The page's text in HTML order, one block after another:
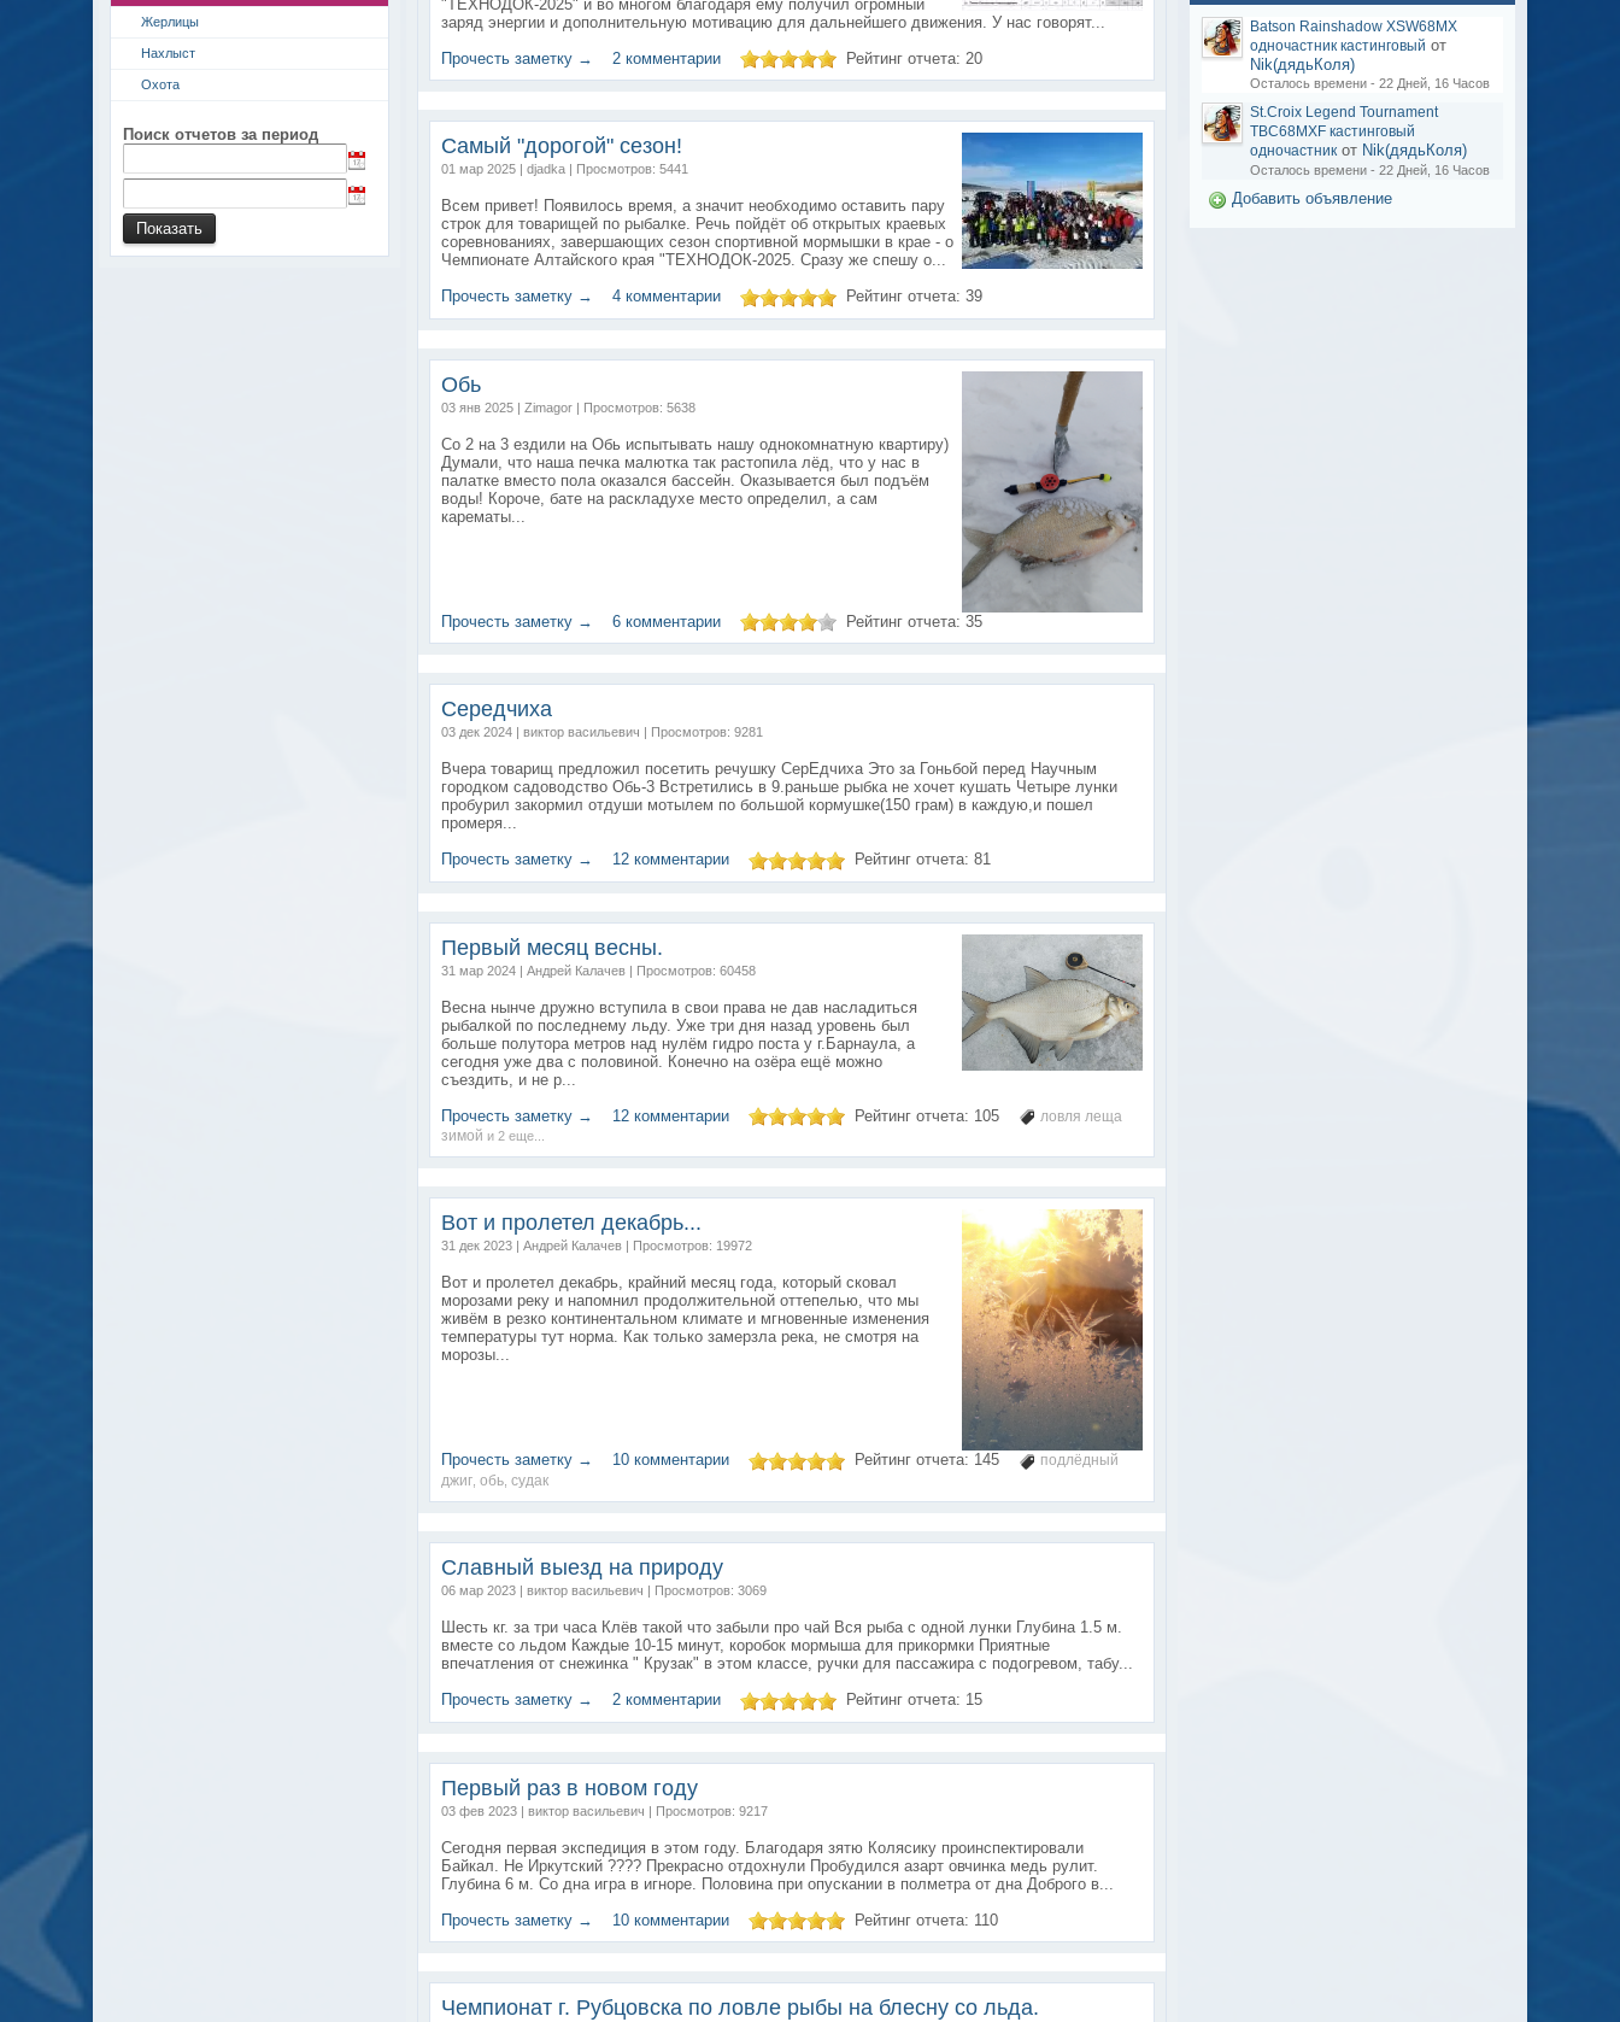
Batson Rainshadow XSW68MX
одночастник кастинговый от
Nik(дядьКоля)
Осталось времени - 22 Дней, 16 Часов
St.Croix Legend Tournament
TBC68MXF кастинговый
одночастникот Nik(дядьКоля)
Осталось времени - 22 Дней, 16 Часов
Добавить объявление
Жерлицы
Нахлыст
Охота
Поиск отчетов за период
"ТЕХНОДОК-2025" и во многом благодаря ему получил огромный
заряд энергии и дополнительную мотивацию для дальнейшего движения. У нас говорят...
Прочесть заметку →
2 комментарии Рейтинг отчета: 20
Самый "дорогой" сезон!
01 мар 2025 | djadka | Просмотров: 5441
Всем привет! Появилось время, а значит необходимо оставить пару
строк для товарищей по рыбалке. Речь пойдёт об открытых краевых
соревнованиях, завершающих сезон спортивной мормышки в крае - о
Чемпионате Алтайского края "ТЕХНОДОК-2025. Сразу же спешу о...
Прочесть заметку →
4 комментарии Рейтинг отчета:39
Обь
03 янв 2025 | Zimagor | Просмотров: 5638
Со 2 на 3 ездили на Обь испытывать нашу однокомнатную квартиру)
Думали, что наша печка малютка так растопила лёд, что у нас в
палатке вместо пола оказался бассейн. Оказывается был подъём
воды! Короче, бате на раскладухе место определил, а сам
карематы...
Прочесть заметку → 6 комментарии Рейтинг отчета:35
Середчиха
03 дек 2024 | виктор васильевич | Просмотров: 9281
Вчера товарищ предложил посетить речушку СерЕдчиха Это за Гоньбой перед Научным
городком садоводство Обь-3 Встретились в 9.раньше рыбка не хочет кушать Четыре лунки
пробурил закормил отдуши мотылем по большой кормушке(150 грам) в каждую,и пошел
промеря...
Прочесть заметку →
12 комментарии Рейтинг отчета:81
Первый месяц весны.
31 мар 2024 | Андрей Калачев | Просмотров: 60458
Весна нынче дружно вступила в свои права не дав насладиться
рыбалкой по последнему льду. Уже три дня назад уровень был
больше полутора метров над нулём гидро поста у г.Барнаула, а
сегодня уже два с половиной. Конечно на озёра ещё можно
съездить, и не р...
Прочесть заметку →
12 комментарии Рейтинг отчета: 105
ловля леща
зимой и 2 еще...
Вот и пролетел декабрь...
31 дек 2023 | Андрей Калачев | Просмотров: 19972
Вот и пролетел декабрь, крайний месяц года, который сковал
морозами реку и напомнил продолжительной оттепелью, что мы
живём в резко континентальном климате и мгновенные изменения
температуры тут норма. Как только замерзла река, не смотря на
морозы...
Прочесть заметку → 10 комментарии Рейтинг отчета: 145
подлёдный
джиг ,обь ,судак
Славный выезд на природу
06 мар 2023 | виктор васильевич | Просмотров: 3069
Шесть кг. за три часа Клёв такой что забыли про чай Вся рыба с одной лунки Глубина 1.5 м.
вместе со льдом Каждые 10-15 минут, коробок мормыша для прикормки Приятные
впечатления от снежинка " Крузак" в этом классе, ручки для пассажира с подогревом, табу...
Прочесть заметку →
2 комментарии Рейтинг отчета: 15
Первый раз в новом году
03 фев 2023 | виктор васильевич | Просмотров: 9217
Сегодня первая экспедиция в этом году. Благодаря зятю Колясику проинспектировали
Байкал. Не Иркутский ???? Прекрасно отдохнули Пробудился азарт овчинка медь рулит.
Глубина 6 м. Со дна игра в игноре. Половина при опускании в полметра от дна Доброго в...
Прочесть заметку →
10 комментарии Рейтинг отчета: 110
Чемпионат г. Рубцовска по ловле рыбы на блесну со льда.